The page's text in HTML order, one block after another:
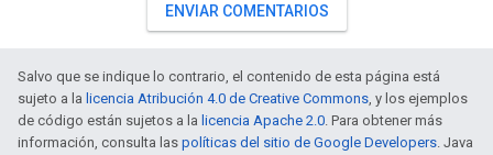
ENVIAR COMENTARIOS
Salvo que se indique lo contrario, el contenido de esta página está
sujeto a la licencia Atribución 4.0 de Creative Commons, y los ejemplos
de código están sujetos a la licencia Apache 2.0. Para obtener más
información, consulta las políticas del sitio de Google Developers. Java